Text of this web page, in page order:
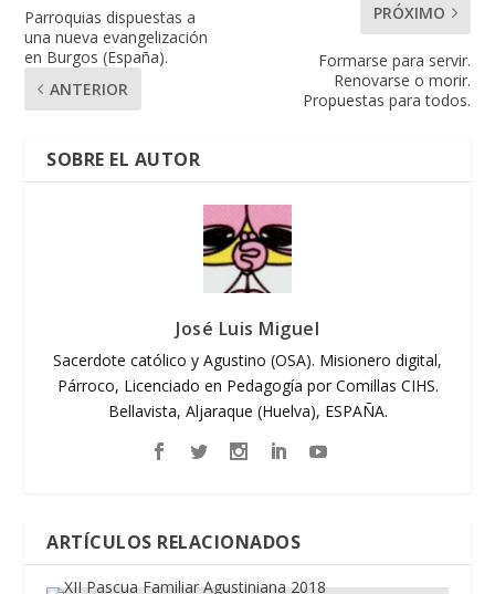
Parroquias dispuestas a
una nueva evangelización
en Burgos (España).
ANTERIOR
PRÓXIMO
Formarse para servir.
Renovarse o morir.
Propuestas para todos.
SOBRE EL AUTOR
José Luis Miguel
Sacerdote católico y Agustino (OSA). Misionero digital,
Párroco, Licenciado en Pedagogía por Comillas CIHS.
Bellavista, Aljaraque (Huelva), ESPAÑA.
ARTÍCULOS RELACIONADOS